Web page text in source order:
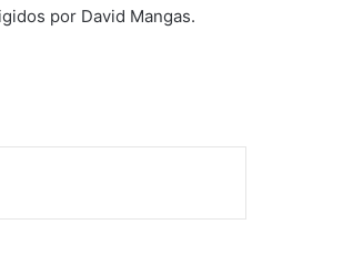
por David Mangas.